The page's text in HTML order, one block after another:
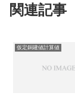
関連記事
仮定銅建値計算値